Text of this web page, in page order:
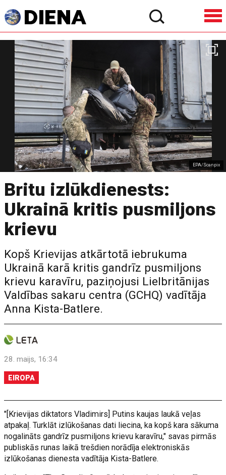
EPA/Scanpix
Britu izlūkdienests:
Ukrainā kritis pusmiljons
krievu
Kopš Krievijas atkārtotā iebrukuma
Ukrainā karā kritis gandrīz pusmiljons
krievu karavīru, paziņojusi Lielbritānijas
Valdības sakaru centra (GCHQ) vadītāja
Anna Kista-Batlere.
28. maijs, 16:34
EIROPA
"[Krievijas diktators Vladimirs] Putins kaujas laukā veļas
atpakaļ. Turklāt izlūkošanas dati liecina, ka kopš kara sākuma
nogalināts gandrīz pusmiljons krievu karavīru," savas pirmās
publiskās runas laikā trešdien norādīja elektroniskās
izlūkošanas dienesta vadītāja Kista-Batlere.